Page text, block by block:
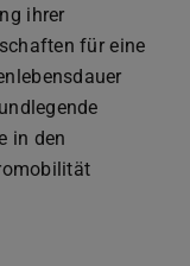
ihrer
für eine
in den